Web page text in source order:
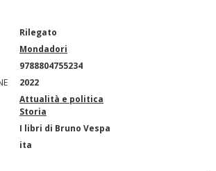
Rilegato
Mondadori
9788804755234
2022
Attualità e politica
Storia
I libri di Bruno Vespa
ita